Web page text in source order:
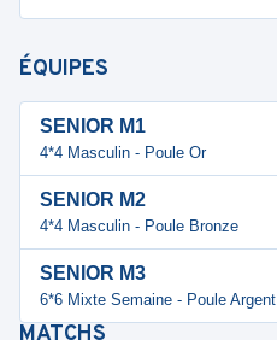
ÉQUIPES
SENIOR M1
4*4 Masculin - Poule Or
SENIOR M2
4*4 Masculin - Poule Bronze
SENIOR M3
6*6 Mixte Semaine - Poule Argent